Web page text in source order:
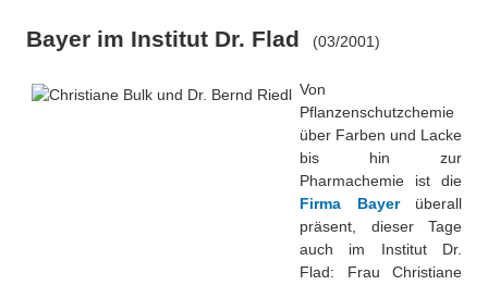
Benzolring online
Der Institutskalender
QM-Zertifizierung nach SGB III / AZAV
Bayer im Institut Dr. Flad (03/2001)
Von
Pflanzenschutzchemie
über Farben und Lacke
bis hin zur
Pharmachemie ist die
Firma Bayerüberall
präsent, dieser Tage
auch im Institut Dr.
Flad: Frau Christiane